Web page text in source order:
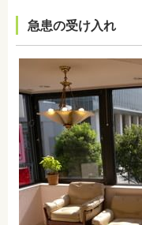
急患の受け入れ